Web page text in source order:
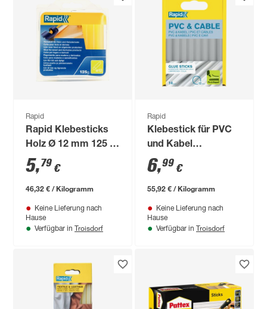
Rapid
Rapid Klebesticks
Holz Ø 12 mm 125 g
14 Stück
5,79 €
46,32 € / Kilogramm
Keine Lieferung nach
Hause
Verfügbar in Troisdorf
Rapid
Klebestick für PVC
und Kabel
transparent Ø 12 x
94 mm 14 Stück
6,99 €
55,92 € / Kilogramm
Keine Lieferung nach
Hause
Verfügbar in Troisdorf